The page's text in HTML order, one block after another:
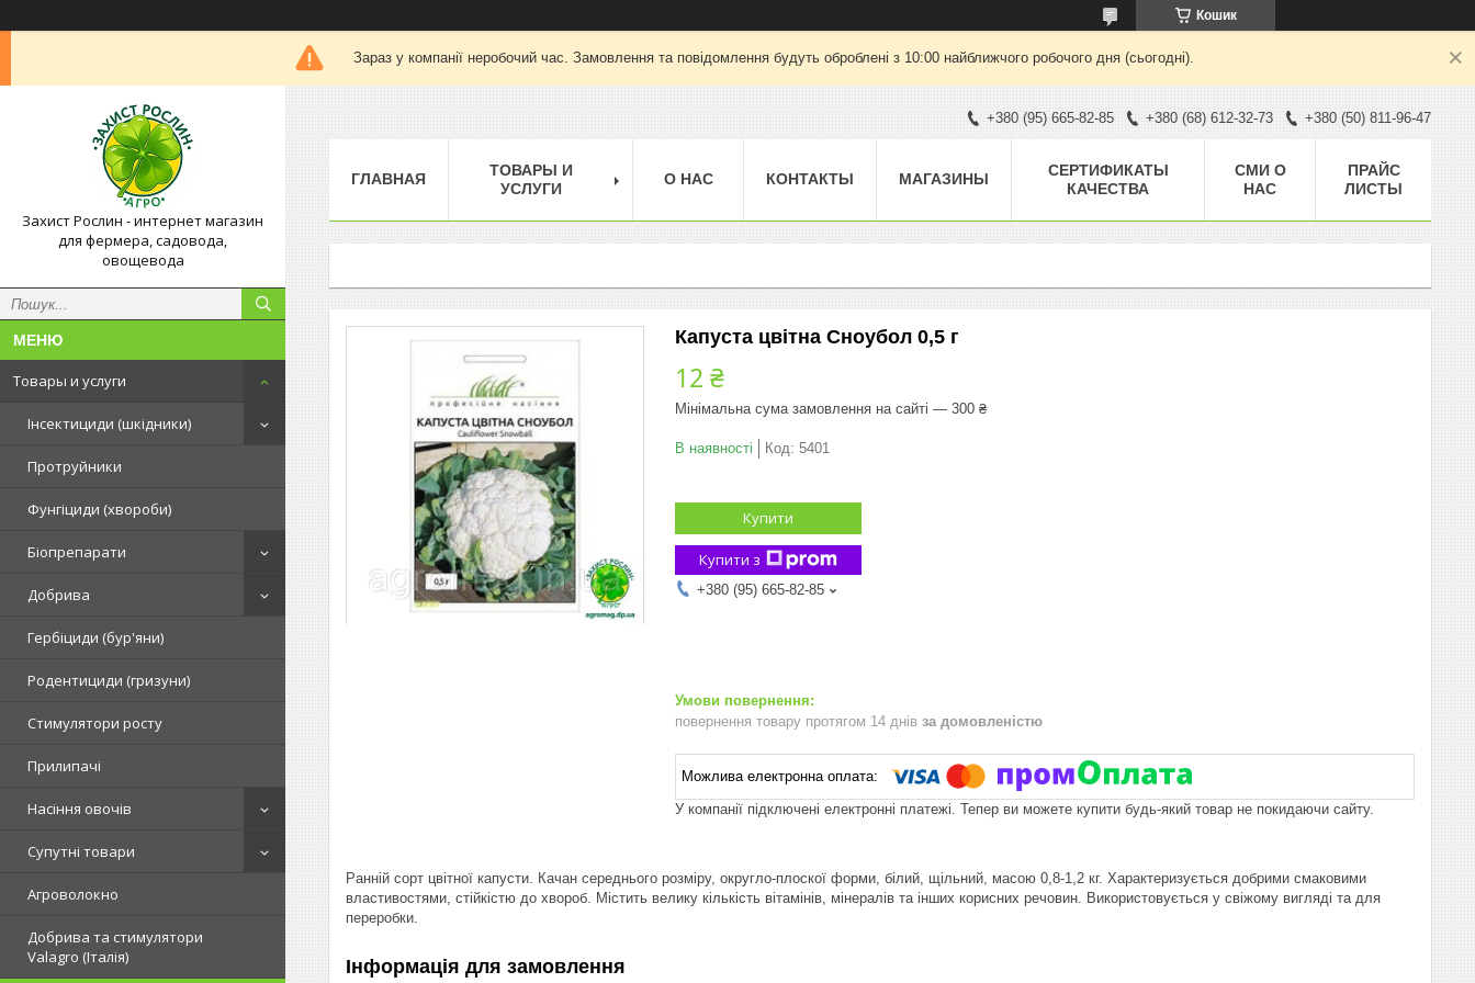
Кошик
Зараз у компанії неробочий час. Замовлення та повідомлення будуть оброблені з 10:00 найближчого робочого дня (сьогодні).
Захист Рослин - интернет магазин
для фермера, садовода,
овощевода
Товары и услуги
Інсектициди (шкідники)
Протруйники
Фунгіциди (хвороби)
Біопрепарати
Добрива
Гербіциди (бур'яни)
Родентициди (гризуни)
Стимулятори росту
Прилипачі
Насіння овочів
Супутні товари
Агроволокно
Добрива та стимулятори
Valagro (Італія)
+380 (95) 665-82-85 +380 (68) 612-32-73 +380 (50) 811-96-47
ГЛАВНАЯ
ТОВАРЫ И
УСЛУГИ
О НАС КОНТАКТЫ МАГАЗИНЫ
CЕРТИФИКАТЫ
КАЧЕСТВА
СМИ О
НАС
ПРАЙС
ЛИСТЫ
Капуста цвітна Сноубол 0,5 г
12 ₴
Мінімальна сума замовлення на сайті — 300 ₴
В наявності Код: 5401
Купити
Купити з
+380 (95) 665-82-85
повернення товару протягом 14 днів за домовленістю
У компанії підключені електронні платежі. Тепер ви можете купити будь-який товар не покидаючи сайту.
Ранній сорт цвітної капусти. Качан середнього розміру, округло-плоскої форми, білий, щільний, масою 0,8-1,2 кг. Характеризується добрими смаковими
властивостями, стійкістю до хвороб. Містить велику кількість вітамінів, мінералів та інших корисних речовин. Використовується у свіжому вигляді та для
переробки.
Інформація для замовлення